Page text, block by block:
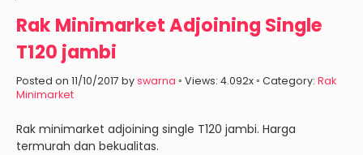
Rak Minimarket Adjoining Single
T120 jambi
Posted on 11/10/2017 byswarna ◦ Views: 4.092x ◦ Category: Rak
Minimarket
Rak minimarket adjoining single T120 jambi. Harga
termurah dan bekualitas.